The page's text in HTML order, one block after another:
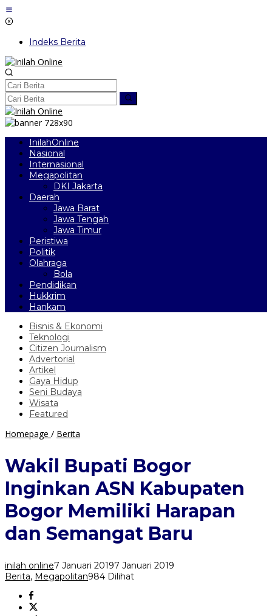
Lewati
ke
Indeks Berita
InilahOnline
Nasional
Internasional
Megapolitan
DKI Jakarta
Daerah
Jawa Barat
Jawa Tengah
Jawa Timur
Peristiwa
Politik
Olahraga
Bola
Pendidikan
Hukkrim
Hankam
Bisnis & Ekonomi
Teknologi
Citizen Journalism
Advertorial
Artikel
Gaya Hidup
Seni Budaya
Wisata
Featured
Homepage / Berita
Inginkan
ASN
Kabupaten
Bogor
Memiliki
dan
Baru
Wakil Bupati Bogor
Inginkan ASN Kabupaten
Bogor Memiliki Harapan
dan Semangat Baru
inilah online7 Januari 20197 Januari 2019
Berita, Megapolitan984 Dilihat